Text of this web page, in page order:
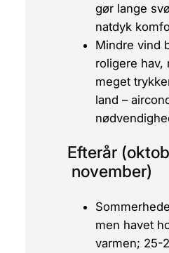
gør lange
natdyk
Mindre vind
roligere hav,
meget
land –
Efterår
november)
men havet
varmen; 25-